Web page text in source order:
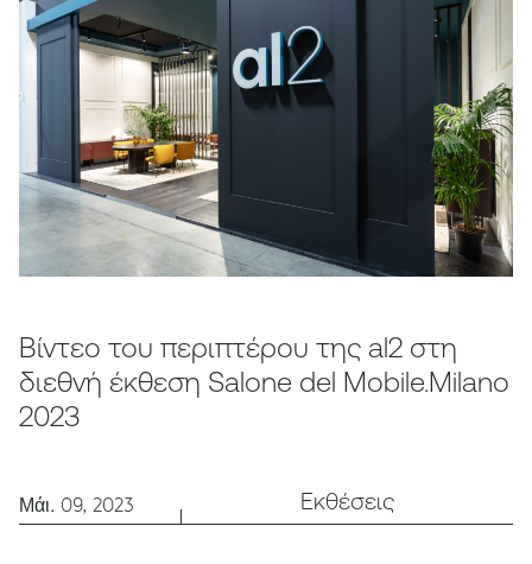
Βίντεο του περιπτέρου της al2 στη
διεθνή έκθεση Salone del Mobile.Milano
2023
Μάι. 09, 2023 Εκθέσεις